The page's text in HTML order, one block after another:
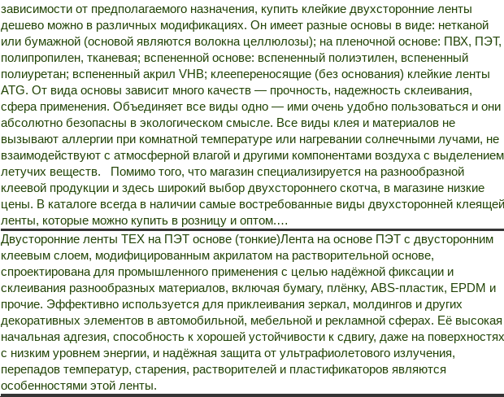
зависимости от предполагаемого назначения, купить клейкие двухсторонние ленты
дешево можно в различных модификациях. Он имеет разные основы в виде: нетканой
или бумажной (основой являются волокна целлюлозы); на пленочной основе: ПВХ, ПЭТ,
полипропилен, тканевая; вспененной основе: вспененный полиэтилен, вспененный
полиуретан; вспененный акрил VHB; клеепереносящие (без основания) клейкие ленты
ATG. От вида основы зависит много качеств — прочность, надежность склеивания,
сфера применения. Объединяет все виды одно — ими очень удобно пользоваться и они
абсолютно безопасны в экологическом смысле. Все виды клея и материалов не
вызывают аллергии при комнатной температуре или нагревании солнечными лучами, не
взаимодействуют с атмосферной влагой и другими компонентами воздуха с выделением
летучих веществ. Помимо того, что магазин специализируется на разнообразной
клеевой продукции и здесь широкий выбор двухстороннего скотча, в магазине низкие
цены. В каталоге всегда в наличии самые востребованные виды двухсторонней клеящей
ленты, которые можно купить в розницу и оптом.…
Двусторонние ленты TEX на ПЭТ основе (тонкие)Лента на основе ПЭТ с двусторонним
клеевым слоем, модифицированным акрилатом на растворительной основе,
спроектирована для промышленного применения с целью надёжной фиксации и
склеивания разнообразных материалов, включая бумагу, плёнку, ABS-пластик, EPDM и
прочие. Эффективно используется для приклеивания зеркал, молдингов и других
декоративных элементов в автомобильной, мебельной и рекламной сферах. Её высокая
начальная адгезия, способность к хорошей устойчивости к сдвигу, даже на поверхностях
с низким уровнем энергии, и надёжная защита от ультрафиолетового излучения,
перепадов температур, старения, растворителей и пластификаторов являются
особенностями этой ленты.